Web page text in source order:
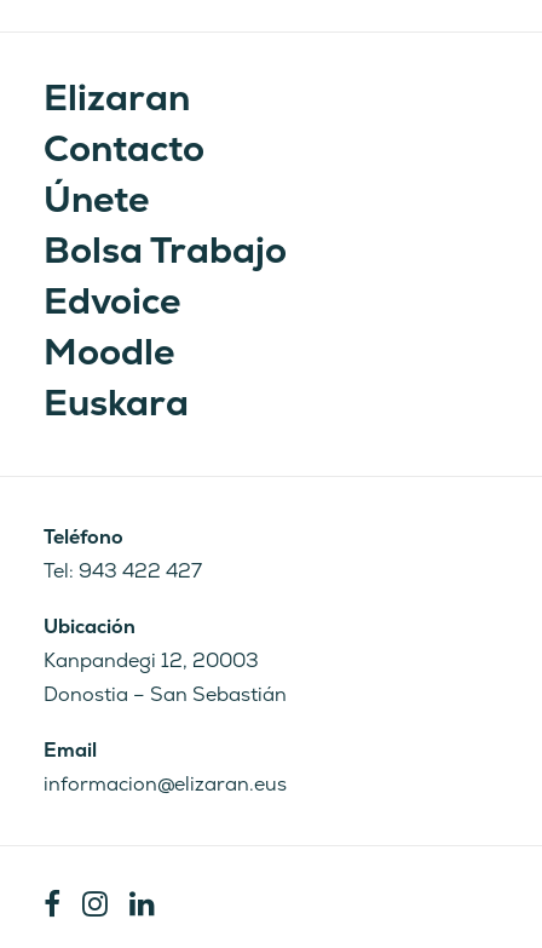
Elizaran
Contacto
Únete
Bolsa Trabajo
Edvoice
Moodle
Euskara
Teléfono
Tel: 943 422 427
Ubicación
Kanpandegi 12, 20003
Donostia – San Sebastián
Email
informacion@elizaran.eus
¿Qué es Garbitu?
Nos complace presentarle el Proyecto
Garbitu que el Centro de Formación
Profesional Elizaran está llevando a
dedicada a la comercialización de
productos de limpieza y desinfección,
alumnos los que la gestionen y puedan
de esta manera aprender todo aquello
relacionado con la Gestión
Administrativa.
El objetivo de nuestra empresa es
nuestros alumnos, desarrollen sus